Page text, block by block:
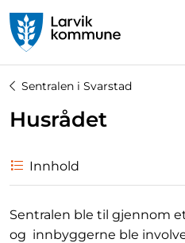
Sentralen i Svarstad
Husrådet
Innhold
Sentralen ble til gjennom
og innbyggerne ble